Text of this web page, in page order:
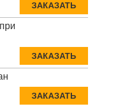
ЗАКАЗАТЬ
ЗАКАЗАТЬ
ЗАКАЗАТЬ